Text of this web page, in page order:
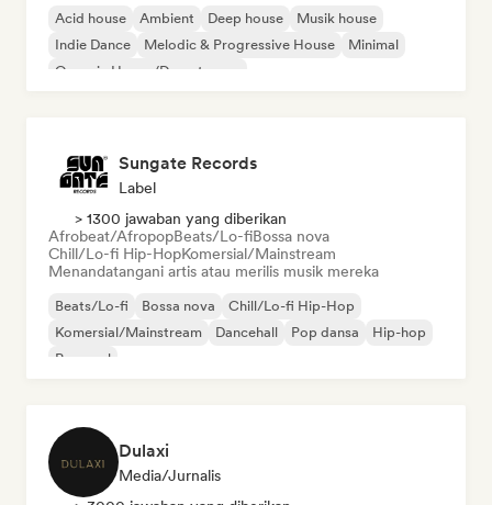
Acid house Ambient Deep house
Musik house
Indie Dance
Melodic & Progressive House
Minimal
Organic House/Downtempo
Sungate Records
Label
> 1300 jawaban yang diberikan
Afrobeat/AfropopBeats/Lo-fiBossa nova
Chill/Lo-fi Hip-HopKomersial/Mainstream
Menandatangani artis atau merilis musik mereka
Beats/Lo-fi Bossa nova
Chill/Lo-fi Hip-Hop
Komersial/Mainstream
Dancehall Pop dansa
Hip-hop
Pop soul
Dulaxi
Media/Jurnalis